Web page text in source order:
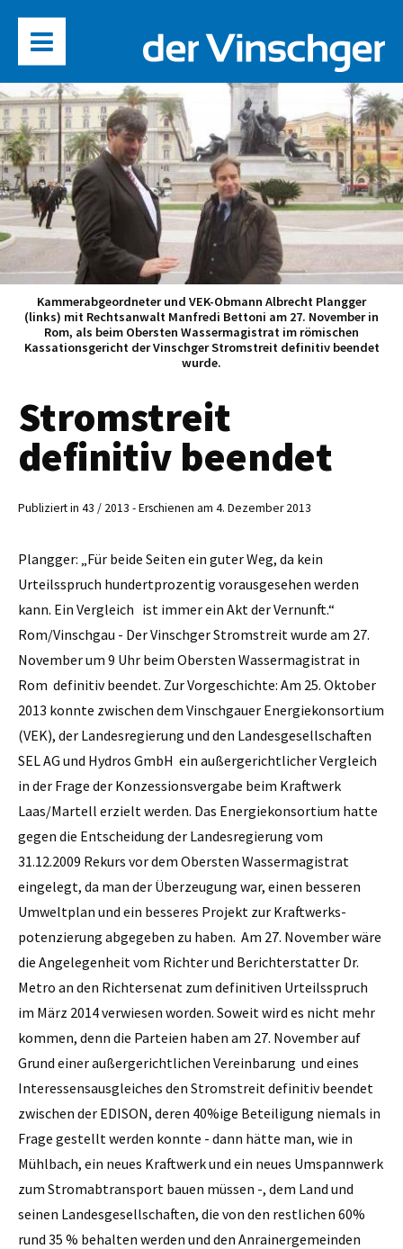
Kammerabgeordneter und VEK-Obmann Albrecht Plangger
(links) mit Rechtsanwalt Manfredi Bettoni am 27. November in
Rom, als beim Obersten Wassermagistrat im römischen
Kassationsgericht der Vinschger Stromstreit definitiv beendet
wurde.
Stromstreit
definitiv beendet
Publiziert in 43 / 2013 - Erschienen am 4. Dezember 2013
Plangger: „Für beide Seiten ein guter Weg, da kein
Urteilsspruch hundertprozentig vorausgesehen werden
kann. Ein Vergleich ist immer ein Akt der Vernunft.“
Rom/Vinschgau - Der Vinschger Stromstreit wurde am 27.
November um 9 Uhr beim Obersten Wassermagistrat in
Rom definitiv beendet. Zur Vorgeschichte: Am 25. Oktober
2013 ­konnte zwischen dem Vinschgauer Energiekonsortium
(VEK), der Landesregierung und den Landesgesellschaften
SEL AG und Hydros GmbH ein außergerichtlicher Vergleich
in der Frage der Konzessionsvergabe beim Kraftwerk
Laas/Martell erzielt werden. Das Energiekonsortium hatte
gegen die Entscheidung der Landesregierung vom
31.12.2009 Rekurs vor dem Obersten Wassermagistrat
eingelegt, da man der Überzeugung war, einen besseren
Umweltplan und ein besseres Projekt zur Kraftwerks­
potenzierung abgegeben zu haben. Am 27. November wäre
die Angelegenheit vom Richter und Berichterstatter Dr.
Metro an den Richtersenat zum definitiven Urteilsspruch
im März 2014 verwiesen worden. Soweit wird es nicht mehr
kommen, denn die Parteien haben am 27. November auf
Grund einer außergerichtlichen Vereinbarung und eines
Interessensausgleiches den Stromstreit definitiv beendet
zwischen der EDISON, deren 40%ige Beteiligung niemals in
Frage gestellt werden konnte - dann hätte man, wie in
Mühlbach, ein neues Kraftwerk und ein neues Umspannwerk
zum Stromabtransport bauen müssen -, dem Land und
seinen Landesgesellschaften, die von den restlichen 60%
rund 35 % behalten werden und den Anrainergemeinden